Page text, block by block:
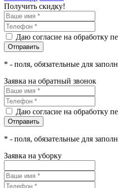
Получить скидку!
Даю согласие на обработку
* - поля, обязательные для
Заявка на обратный звонок
Даю согласие на обработку
* - поля, обязательные для
Заявка на уборку